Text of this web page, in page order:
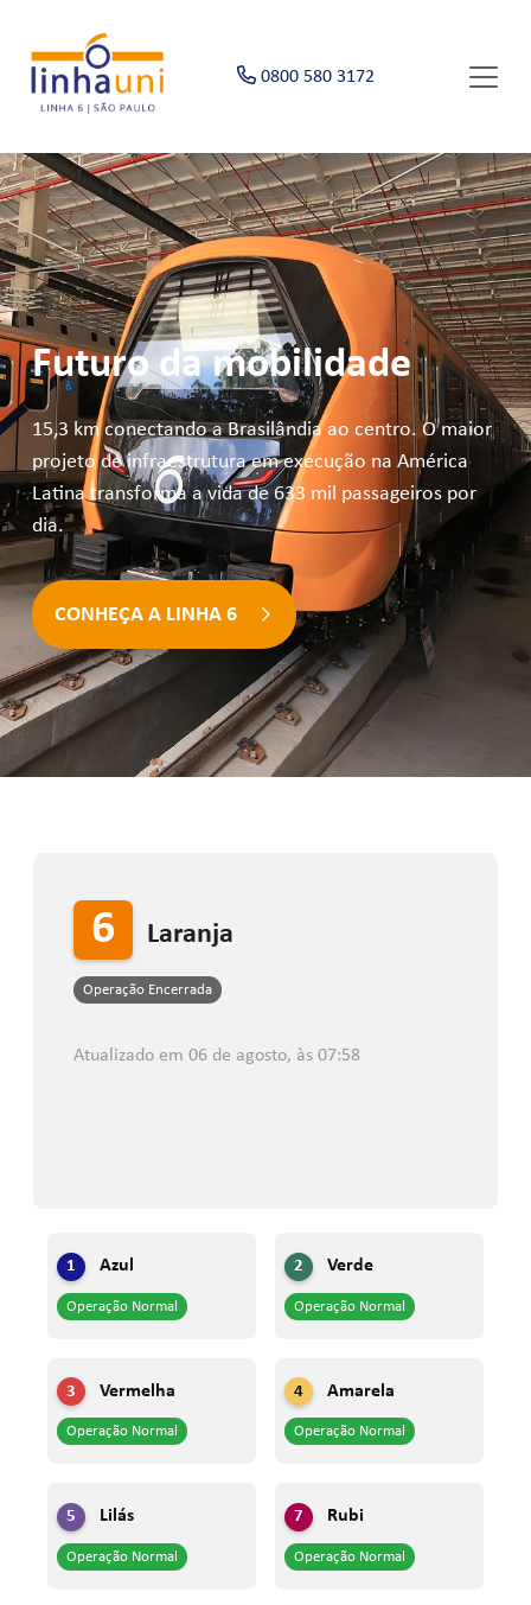
0800 580 3172
Futuro da mobilidade
15,3 km conectando a Brasilândia ao centro. O maior
projeto de infraestrutura em execução na América
Latina transforma a vida de 633 mil passageiros por
dia.
CONHEÇA A LINHA 6
6 laranja
Operação Encerrada
Atualizado em 06 de agosto, às 07:58
1 azul
Operação Normal
2 verde
Operação Normal
3 vermelha
Operação Normal
4 amarela
Operação Normal
5 lilás
Operação Normal
7 rubi
Operação Normal